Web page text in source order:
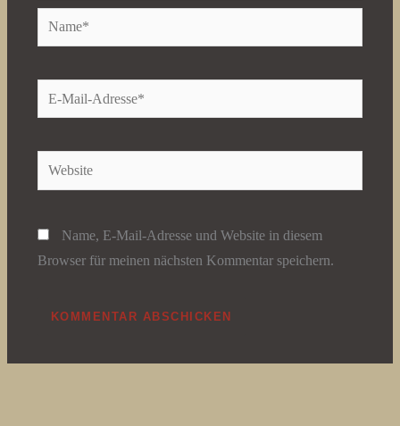
Name*
E-
Mail-
Website
Name, E-Mail-Adresse und Website in diesem
Browser für meinen nächsten Kommentar speichern.